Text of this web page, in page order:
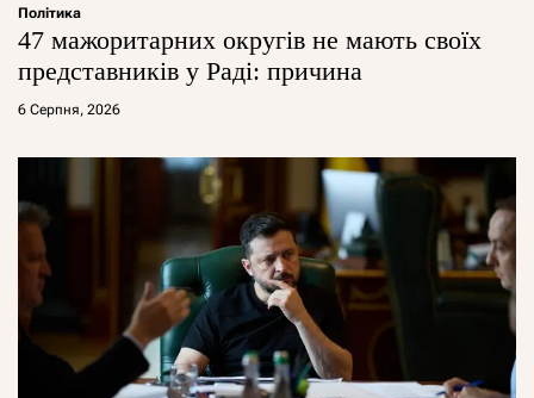
Політика
47 мажоритарних округів не мають своїх
представників у Раді: причина
6 Серпня, 2026